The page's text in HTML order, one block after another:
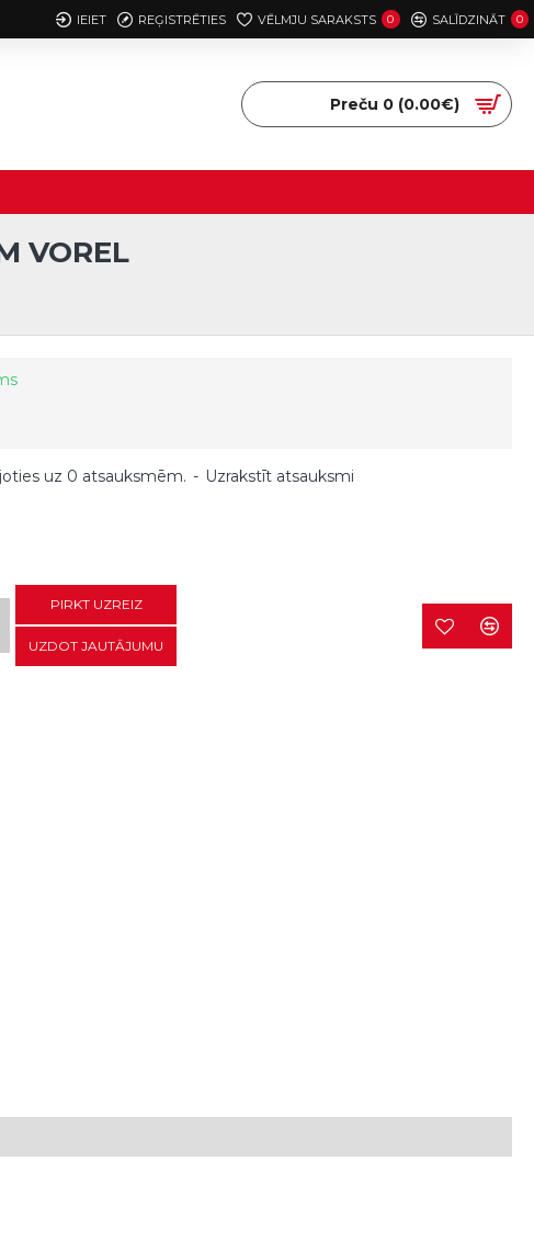
IEIET REĢISTRĒTIES VĒLMJU SARAKSTS 0 SALĪDZINĀT 0
Preču 0 (0.00€)
VOREL
uz 0 atsauksmēm. - Uzrakstīt atsauksmi
PIRKT UZREIZ
UZDOT JAUTĀJUMU